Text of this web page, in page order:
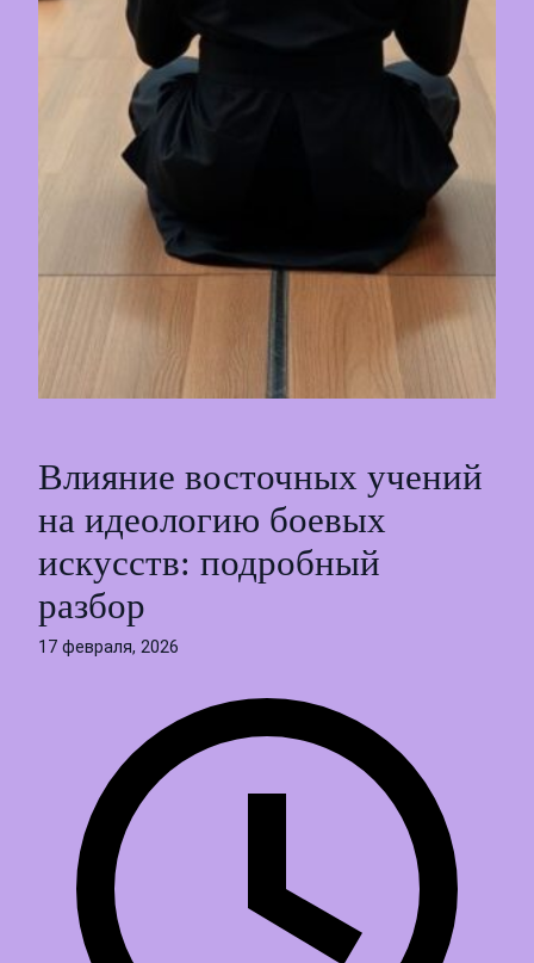
Влияние восточных учений
на идеологию боевых
искусств: подробный
разбор
17 февраля, 2026